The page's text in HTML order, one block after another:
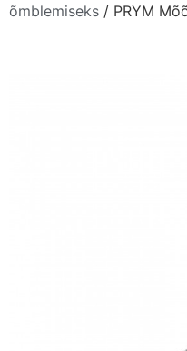
õmblemiseks / PRYM